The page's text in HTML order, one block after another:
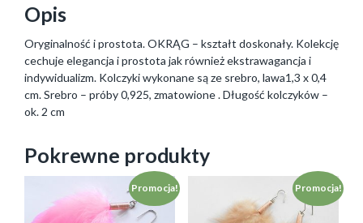
Opis
Oryginalność i prostota. OKRĄG – kształt doskonały. Kolekcję
cechuje elegancja i prostota jak również ekstrawagancja i
indywidualizm. Kolczyki wykonane są ze srebro, lawa1,3 x 0,4
cm. Srebro – próby 0,925, zmatowione . Długość kolczyków –
ok. 2 cm
Pokrewne produkty
Promocja! Promocja!